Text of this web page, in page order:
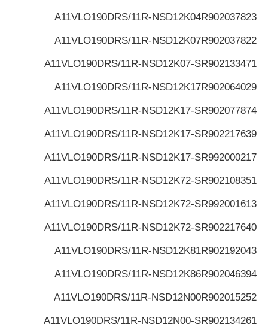
R902037823
A11VLO190DRS/11R-NSD12K04
R902037822
A11VLO190DRS/11R-NSD12K07
R902133471
A11VLO190DRS/11R-NSD12K07-S
R902064029
A11VLO190DRS/11R-NSD12K17
R902077874
A11VLO190DRS/11R-NSD12K17-S
R902217639
A11VLO190DRS/11R-NSD12K17-S
R992000217
A11VLO190DRS/11R-NSD12K17-S
R902108351
A11VLO190DRS/11R-NSD12K72-S
R992001613
A11VLO190DRS/11R-NSD12K72-S
R902217640
A11VLO190DRS/11R-NSD12K72-S
R902192043
A11VLO190DRS/11R-NSD12K81
R902046394
A11VLO190DRS/11R-NSD12K86
R902015252
A11VLO190DRS/11R-NSD12N00
R902134261
A11VLO190DRS/11R-NSD12N00-S